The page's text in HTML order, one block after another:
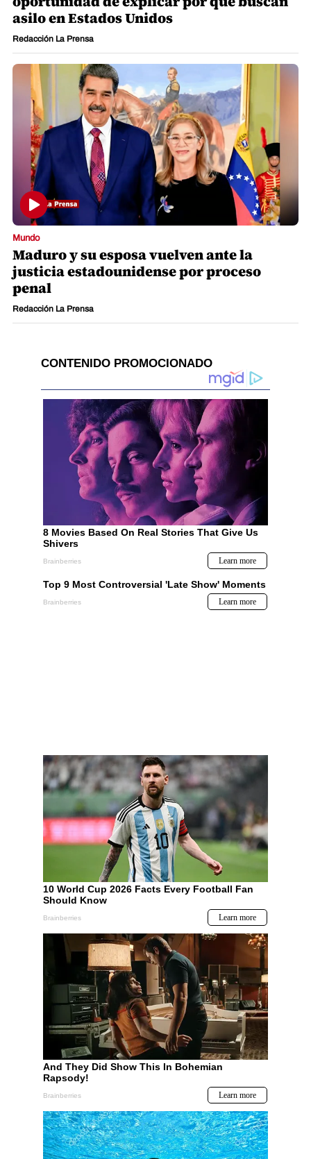
asilo en Estados Unidos
Redacción La Prensa
Mundo
Maduro y su esposa vuelven ante la
justicia estadounidense por proceso
penal
Redacción La Prensa